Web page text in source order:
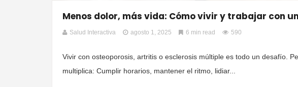
Menos dolor, más vida: Cómo vivir y trabajar con
Salud Interactiva agosto 1, 2025 6 min read 590
Vivir con osteoporosis, artritis o esclerosis múltiple es todo un desafío.
multiplica: Cumplir horarios, mantener el ritmo, lidiar...